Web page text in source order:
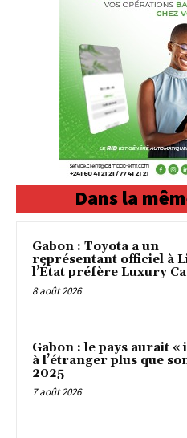
Dans la
Gabon : Toyota a un
représentant officiel à
l’État préfère Luxury
8 août 2026
Gabon : le pays aurait «
à l’étranger plus que
2025
7 août 2026